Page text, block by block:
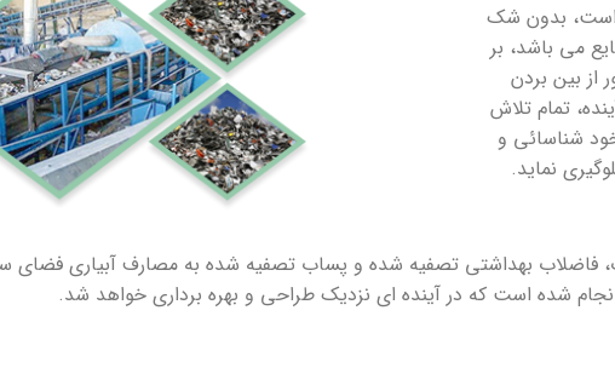
است، بدون شک
می باشد، بر
از بین بردن
تمام تلاش
شناسائی و
نماید.
فاضلاب بهداشتی تصفیه شده و پساب تصفیه شده به مصارف آبیاری
شده است که در آینده ای نزدیک طراحی و بهره برداری خواهد شد.